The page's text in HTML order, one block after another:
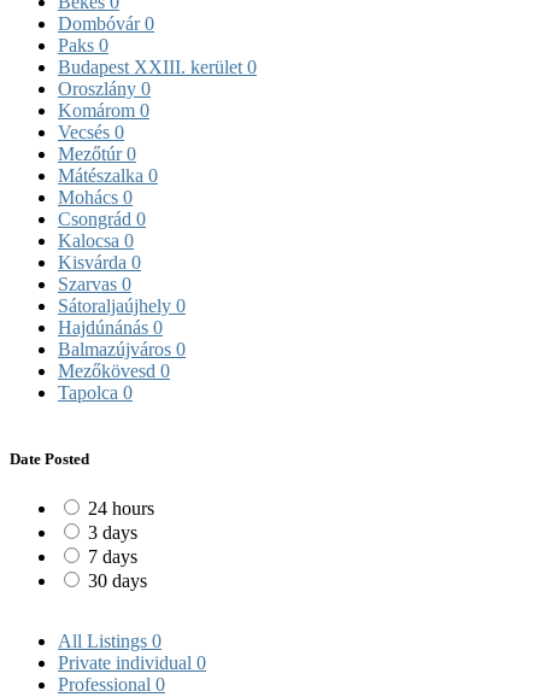
Dombóvár0
Paks 0
Budapest XXIII. kerület 0
Oroszlány 0
Komárom 0
Vecsés 0
Mezőtúr0
Mátészalka 0
Mohács 0
Csongrád 0
Kalocsa 0
Kisvárda 0
Szarvas 0
Sátoraljaújhely 0
Hajdúnánás 0
Balmazújváros 0
Mezőkövesd 0
Tapolca 0
Date Posted
24 hours
3 days
7 days
30 days
All Listings 0
Private individual 0
Professional 0